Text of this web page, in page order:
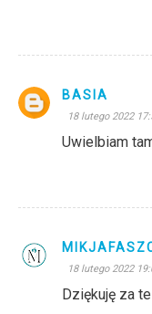
BASIA
18 lutego 2022
Uwielbiam
18 lutego 2022
Dziękuję za